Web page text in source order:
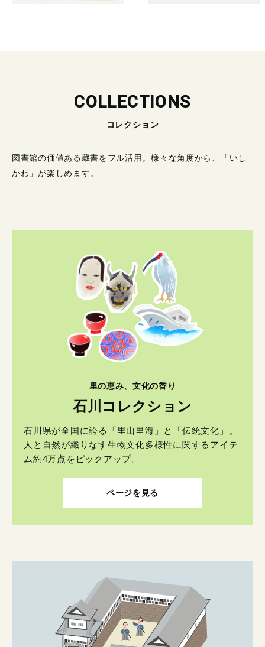
COLLECTIONS
コレクション
図書館の価値ある蔵書をフル活用。様々な角度から、「いし
かわ」が楽しめます。
里の恵み、文化の香り
石川コレクション
石川県が全国に誇る「里山里海」と「伝統文化」。
人と自然が織りなす生物文化多様性に関するアイテ
ム約4万点をピックアップ。
ページを見る